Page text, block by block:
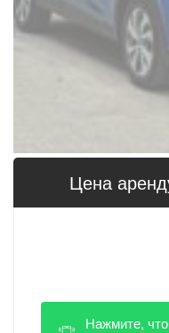
Цена
Нажмите,